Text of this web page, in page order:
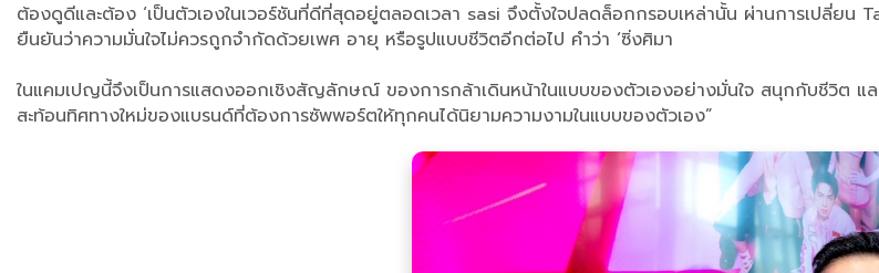
ต้องดูดีและต้อง ‘เป็นตัวเองในเวอร์ชันที่ดีที่สุดอยู่ตลอดเวลา sasi จึงตั้งใจปลดล็อกกรอบเหล่านั้น ผ่านการเปลี่ย
ยืนยันว่าความมั่นใจไม่ควรถูกจำกัดด้วยเพศ อายุ หรือรูปแบบชีวิตอีกต่อไป คำว่า ‘ซิ่งศิมา
ในแคมเปญนี้จึงเป็นการแสดงออกเชิงสัญลักษณ์ ของการกล้าเดินหน้าในแบบของตัวเองอย่างมั่นใจ สนุกกับชีวิต
สะท้อนทิศทางใหม่ของแบรนด์ที่ต้องการซัพพอร์ตให้ทุกคนได้นิยามความงามในแบบของตัวเอง”